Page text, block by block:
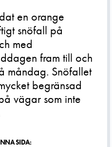
en orange
snöfall på
med
fram till och
måndag. Snöfallet
begränsad
vägar som inte
SIDA: